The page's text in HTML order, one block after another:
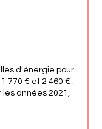
d'énergie pour
€ et 2 460 € .
années 2021,